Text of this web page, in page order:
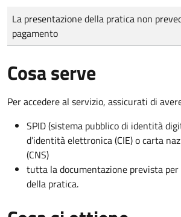
Tipo di pagamento
Importo
La presentazione della pratica non
pagamento
Cosa serve
Per accedere al servizio, assicurati di
SPID (sistema pubblico di identità
d’identità elettronica (CIE) o carta
(CNS)
tutta la documentazione prevista
della pratica.